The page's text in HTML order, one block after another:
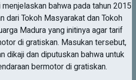
bahwa pada tahun 2015
dari Tokoh Masyarakat dan Tokoh
Madura yang initinya agar tarif
di gratiskan. Masukan tersebut,
dikaji dan diputuskan bahwa untuk
bermotor di gratiskan.